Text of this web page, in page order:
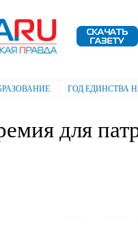
ГОД ЕДИНСТВА
для